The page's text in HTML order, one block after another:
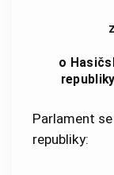
o
Parlament
republiky: